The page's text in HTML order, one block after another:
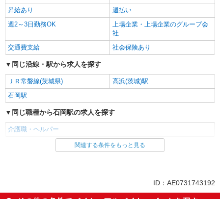
昇給あり
週払い
週2～3日勤務OK
上場企業・上場企業のグループ会
社
交通費支給
社会保険あり
同じ沿線・駅から求人を探す
ＪＲ常磐線(茨城県)
高浜(茨城)駅
石岡駅
同じ職種から石岡駅の求人を探す
介護職・ヘルパー
同じ雇用形態から石岡駅の求人を探す
入社日応相談
未経験歓迎
関連する条件をもっと見る
ID：AE0731743192